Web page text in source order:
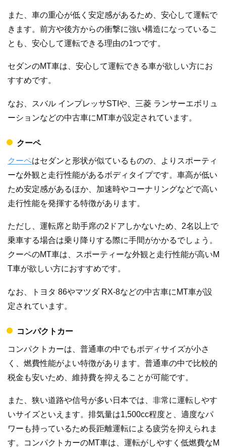
また、車の重心が低く安定感があるため、安心して運転で
きます。前方や後方からの衝撃に強い構造になっているこ
とも、安心して運転できる理由の1つです。
セダンのMT車は、安心して運転できる車が欲しい方にお
すすめです。
なお、スバル インプレッサSTIや、三菱 ランサーエボリュ
ーションなどの中古車にMT車が設定されています。
クーペ
クーペはセダンと形状が似ているものの、よりスポーティ
ーな外観と走行性能があるボディタイプです。車高が低い
ため安定感があるほか、加速時やコーナリングなどで高い
走行性能を発揮する特徴があります。
ただし、運転席と助手席の2ドアしかないため、2名以上で
乗車する場合は乗り降りする際に手間がかかるでしょう。
クーペのMT車は、スポーティーな外観と走行性能が高いM
T車が欲しい方におすすめです。
なお、トヨタ 86やマツダ RX-8などの中古車にMT車が設
定されています。
コンパクトカー
コンパクトカーは、普通車の中でもボディサイズが小さ
く、燃費性能がよい特徴があります。普通車の中で比較的
税金も安いため、維持費を抑えることが可能です。
また、狭い道路や信号が多い日本では、非常に運転しやす
いサイズといえます。排気量は1,500cc程度と、適度なパ
ワーも持っているため長距離運転による疲労を抑えられま
す。コンパクトカーのMT車は、運転がしやすく低燃費なM